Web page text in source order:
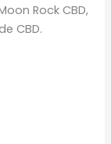
Rock CBD,
CBD.